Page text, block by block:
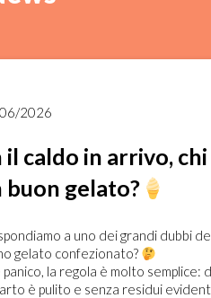
2026
il caldo in arrivo,
buon gelato?
a uno dei grandi dubbi
gelato confezionato?
la regola è molto semplice:
è pulito e senza residui